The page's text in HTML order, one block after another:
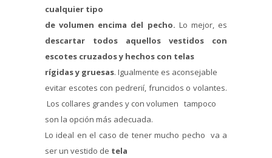
cualquier tipo
de volumen encima del pecho. Lo mejor, es
descartar todos aquellos vestidos con
escotes cruzados y hechos con telas
rígidas y gruesas. Igualmente es aconsejable
evitar escotes con pedrerií, fruncidos o volantes.
Los collares grandes y con volumen tampoco
son la opción más adecuada.
Lo ideal en el caso de tener mucho pecho va a
ser un vestido de tela